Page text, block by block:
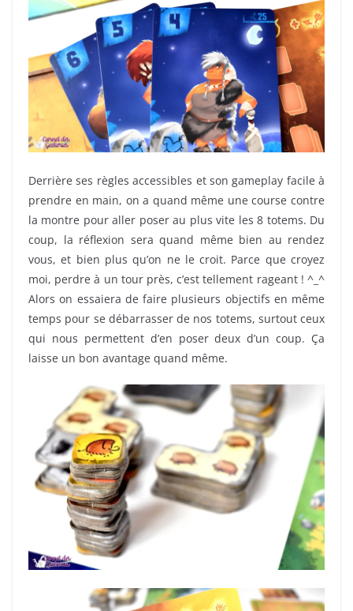
Derrière ses règles accessibles et son gameplay facile à
prendre en main, on a quand même une course contre
la montre pour aller poser au plus vite les 8 totems. Du
coup, la réflexion sera quand même bien au rendez
vous, et bien plus qu’on ne le croit. Parce que croyez
moi, perdre à un tour près, c’est tellement rageant ! ^_^
Alors on essaiera de faire plusieurs objectifs en même
temps pour se débarrasser de nos totems, surtout ceux
qui nous permettent d’en poser deux d’un coup. Ça
laisse un bon avantage quand même.